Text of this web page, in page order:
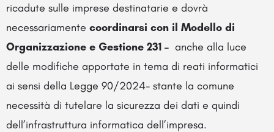
ricadute sulle imprese destinatarie e dovrà
necessariamente coordinarsi con il Modello di
Organizzazione e Gestione 231 – anche alla luce
delle modifiche apportate in tema di reati informatici
ai sensi della Legge 90/2024- stante la comune
necessità di tutelare la sicurezza dei dati e quindi
dell’infrastruttura informatica dell’impresa.